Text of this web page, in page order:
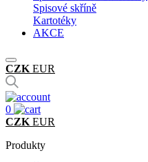
Spisové skříně
Kartotéky
AKCE
CZK EUR
0
CZK EUR
Produkty